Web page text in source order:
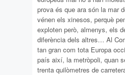
prova és que ara són la mar
vénen els xinesos, perquè
exploten però, almenys, els
diferència dels altres… Al
tan gran com tota Europa
país així, la metròpoli, quan
trenta quilòmetres de